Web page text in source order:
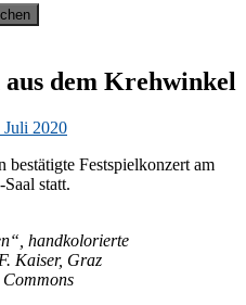
dem Krehwinkel
Juli 2020
be­stä­tig­te Fest­spiel­kon­zert am
statt.
hand­ko­lo­rier­te
Kai­ser, Graz